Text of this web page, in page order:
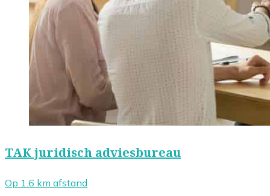
TAK juridisch adviesbureau
Op 1.6 km afstand